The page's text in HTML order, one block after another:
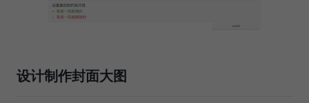
设计制作封面大图